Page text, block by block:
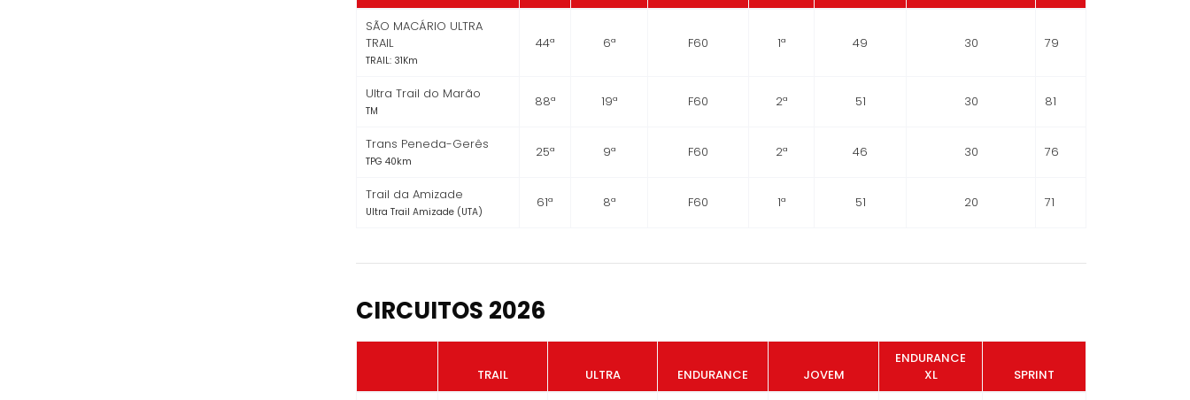
SÃO MACÁRIO ULTRA
TRAIL
TRAIL: 31Km
44ª 6ª F60 1ª 49 30 79
Ultra Trail do Marão
TM
88ª 19ª F60 2ª 51 30 81
Trans Peneda-Gerês
TPG 40km
25ª 9ª F60 2ª 46 30 76
Trail da Amizade
Ultra Trail Amizade (UTA)
61ª 8ª F60 1ª 51 20 71
CIRCUITOS 2026
TRAIL ULTRA ENDURANCE JOVEM
ENDURANCE
XL
SPRINT